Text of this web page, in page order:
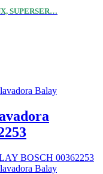
SUPERSER…
Balay
Balay